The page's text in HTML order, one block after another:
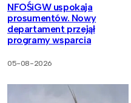
NFOŚiGW uspokaja
prosumentów. Nowy
departament przejął
programy wsparcia
05-08-2026